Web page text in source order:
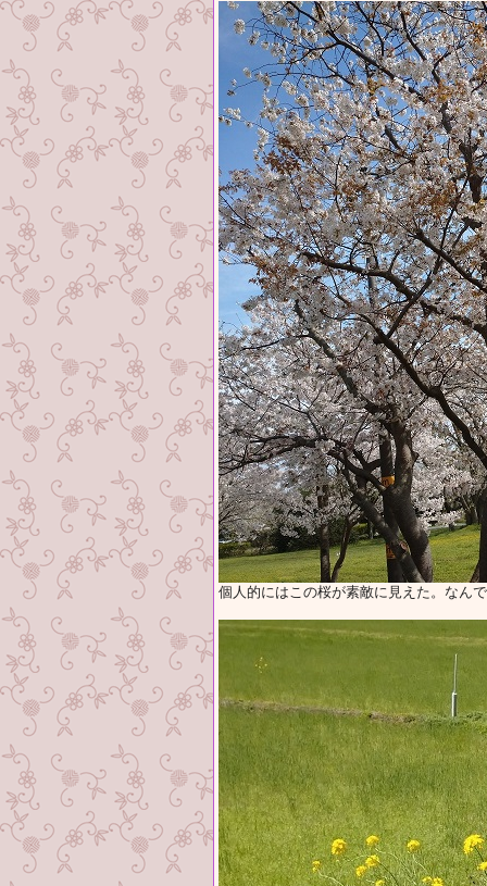
個人的にはこの桜が素敵に見えた。なん